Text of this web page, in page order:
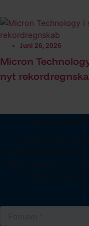
Juni 26, 2026
Micron
nyt